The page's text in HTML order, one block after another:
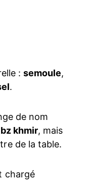
: semoule,
.
de nom
khmir, mais
de la table.
chargé